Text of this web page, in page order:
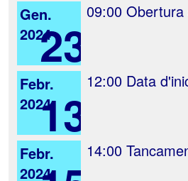
Gen.
202423
09:00 Obertura
Febr.
202413
12:00 Data
Febr.
2024
14:00